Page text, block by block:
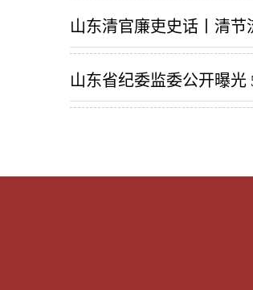
山东清官廉吏史话丨清节
山东省纪委监委公开曝